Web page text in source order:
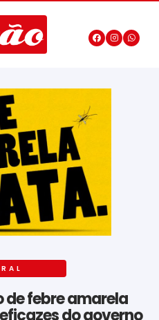
de febre amarela
do governo